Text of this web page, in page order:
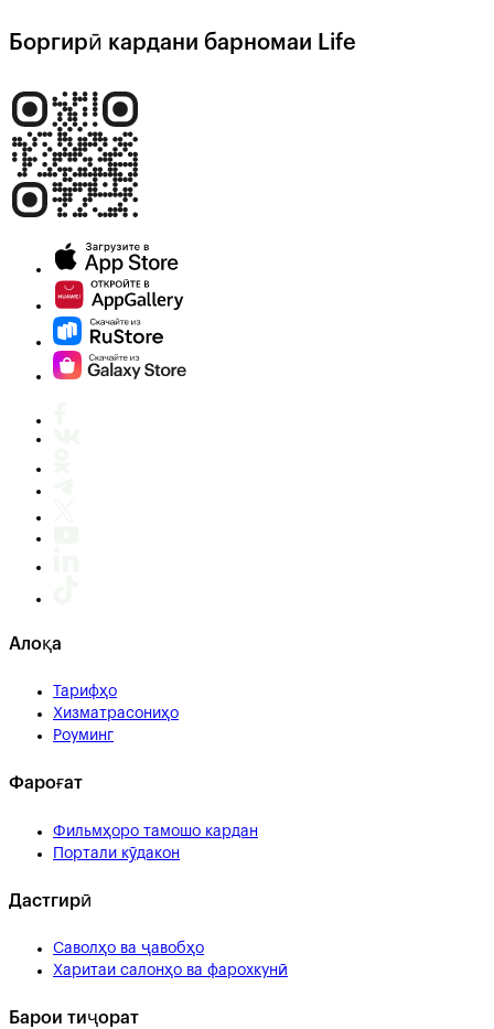
Боргирӣ кардани барномаи Life
Алоқа
Тарифҳо
Хизматрасониҳо
Роуминг
Фароғат
Фильмҳоро тамошо кардан
Портали кӯдакон
Дастгирӣ
Саволҳо ва ҷавобҳо
Харитаи салонҳо ва фарохкунӣ
Барои тиҷорат